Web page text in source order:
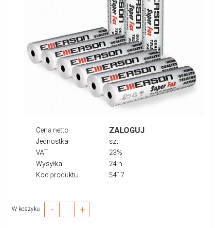
Cena netto ZALOGUJ
Jednostka
szt.
VAT
23%
Wysyłka
24 h
Kod produktu
5417
W koszyku - +